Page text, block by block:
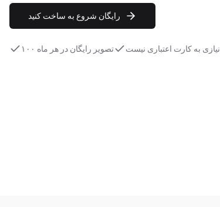
رایگان شروع به ساخت کنید
۱۰۰ تصویر رایگان در هر ماه نیازی به کارت اعتباری نیست